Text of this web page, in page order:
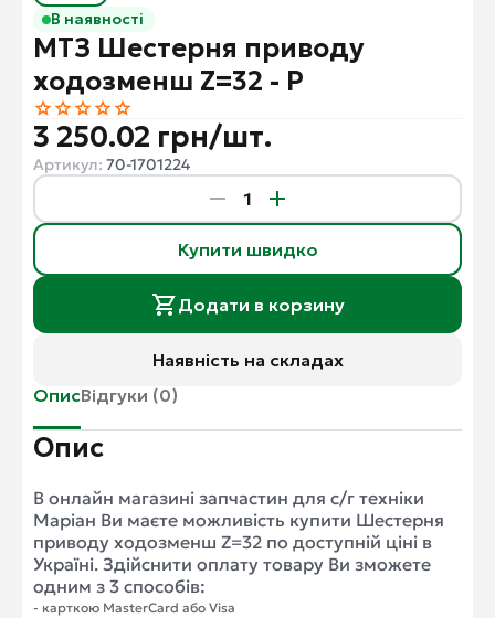
В наявності
МТЗ Шестерня приводу
ходозменш Z=32 - P
3 250.02 грн/шт.
Артикул: 70-1701224
Купити швидко
Додати в корзину
Наявність на складах
ОписВідгуки (0)
Опис
В онлайн магазині запчастин для с/г техніки
Маріан Ви маєте можливість купити Шестерня
приводу ходозменш Z=32 по доступній ціні в
Україні. Здійснити оплату товару Ви зможете
одним з 3 способів:
- карткою MasterCard або Visa